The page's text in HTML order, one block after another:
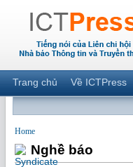
Trang chủ Về ICTPress
Home
Nghề báo